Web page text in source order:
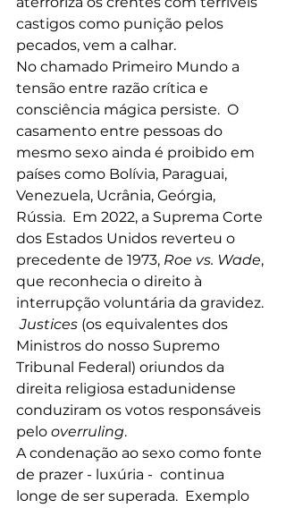
castigos como punição pelos
pecados, vem a calhar.
No chamado Primeiro Mundo a
tensão entre razão crítica e
consciência mágica persiste.  O
casamento entre pessoas do
mesmo sexo ainda é proibido em
países como Bolívia, Paraguai,
Venezuela, Ucrânia, Geórgia,
Rússia.  Em 2022, a Suprema Corte
dos Estados Unidos reverteu o
precedente de 1973, Roe vs. Wade,
que reconhecia o direito à
interrupção voluntária da gravidez.
Justices (os equivalentes dos
Ministros do nosso Supremo
Tribunal Federal) oriundos da
direita religiosa estadunidense
conduziram os votos responsáveis
pelo overruling.
A condenação ao sexo como fonte
de prazer - luxúria -  continua
longe de ser superada.  Exemplo